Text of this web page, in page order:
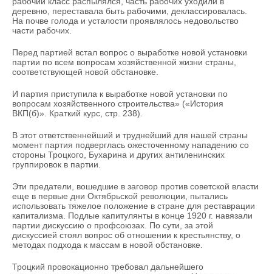
деревню, переставала быть рабочими, деклассировалась.
На почве голода и усталости проявлялось недовольство
части рабочих.
Перед партией встал вопрос о выработке новой установки
партии по всем вопросам хозяйственной жизни страны,
соответствующей новой обстановке.
И партия приступила к выработке новой установки по
вопросам хозяйственного строительства» («История
ВКП(б)». Краткий курс, стр. 238).
В этот ответственнейший и труднейший для нашей страны
момент партия подверглась ожесточенному нападению со
стороны Троцкого, Бухарина и других антиленинских
группировок в партии.
Эти предатели, вошедшие в заговор против советской власти
еще в первые дни Октябрьской революции, пытались
использовать тяжелое положение в стране для реставрации
капитализма. Подлые капитулянты в конце 1920 г. навязали
партии дискуссию о профсоюзах. По сути, за этой
дискуссией стоял вопрос об отношении к крестьянству, о
методах подхода к массам в новой обстановке.
Троцкий провокационно требовал дальнейшего